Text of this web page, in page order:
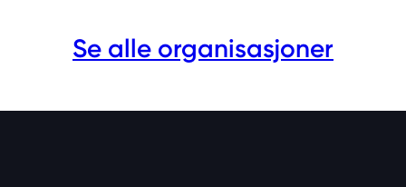
Se alle organisasjoner